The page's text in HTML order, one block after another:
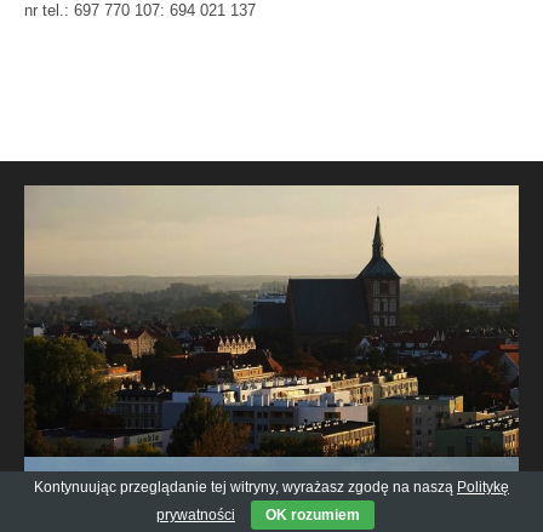
nr tel.: 697 770 107: 694 021 137
Kontynuując przeglądanie tej witryny, wyrażasz zgodę na naszą Politykę
prywatności
OK rozumiem